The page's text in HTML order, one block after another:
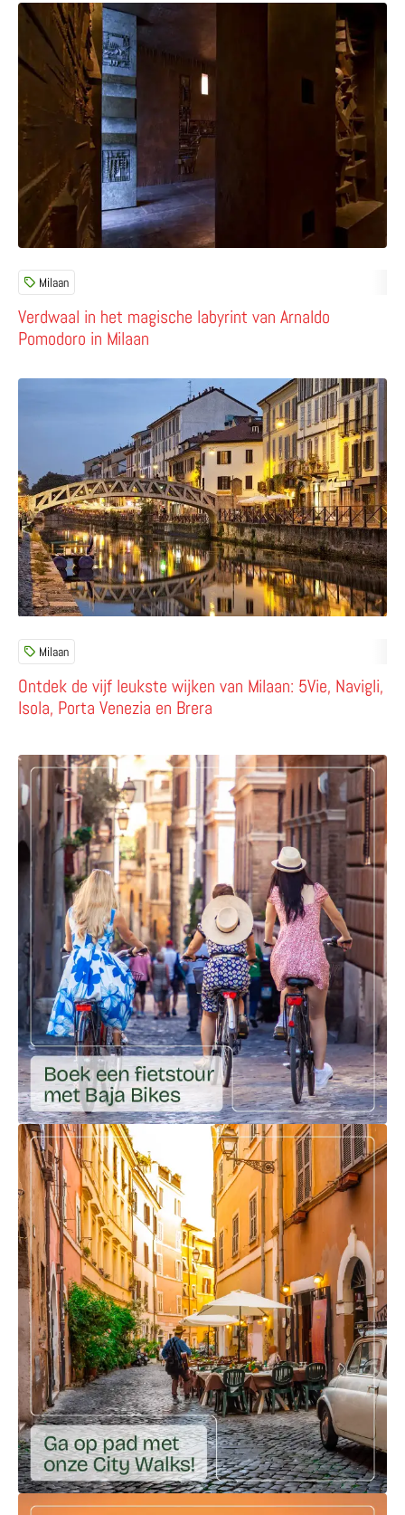
Verdwaal in het magische labyrint van Arnaldo
Pomodoro in Milaan
Milaan
Lees meer over Verdwaal in het magische labyrint van
Ontdek de vijf leukste wijken van Milaan: 5Vie, Navigli,
Isola, Porta Venezia en Brera
Milaan
Lees meer over Ontdek de vijf leukste wijken van
Ga naar externe link: https://www.bajabikes.eu/nl/
Ga naar externe link: https://ciaotutti.nl/city-walks/